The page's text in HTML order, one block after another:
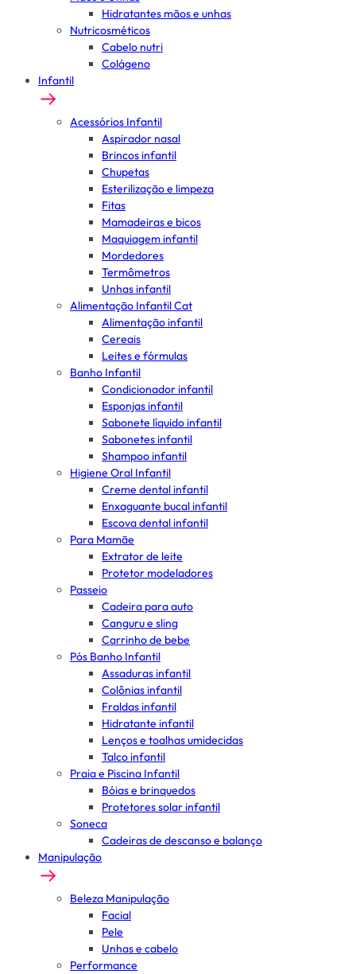
Hidratantes mãos e unhas
Nutricosméticos
Cabelo nutri
Colágeno
Infantil
Acessórios Infantil
Aspirador nasal
Brincos infantil
Chupetas
Esterilização e limpeza
Fitas
Mamadeiras e bicos
Maquiagem infantil
Mordedores
Termômetros
Unhas infantil
Alimentação Infantil Cat
Alimentação infantil
Cereais
Leites e fórmulas
Banho Infantil
Condicionador infantil
Esponjas infantil
Sabonete líquido infantil
Sabonetes infantil
Shampoo infantil
Higiene Oral Infantil
Creme dental infantil
Enxaguante bucal infantil
Escova dental infantil
Para Mamãe
Extrator de leite
Protetor modeladores
Passeio
Cadeira para auto
Canguru e sling
Carrinho de bebe
Pós Banho Infantil
Assaduras infantil
Colônias infantil
Fraldas infantil
Hidratante infantil
Lenços e toalhas umidecidas
Talco infantil
Praia e Piscina Infantil
Bóias e brinquedos
Protetores solar infantil
Soneca
Cadeiras de descanso e balanço
Manipulação
Beleza Manipulação
Facial
Pele
Unhas e cabelo
Performance